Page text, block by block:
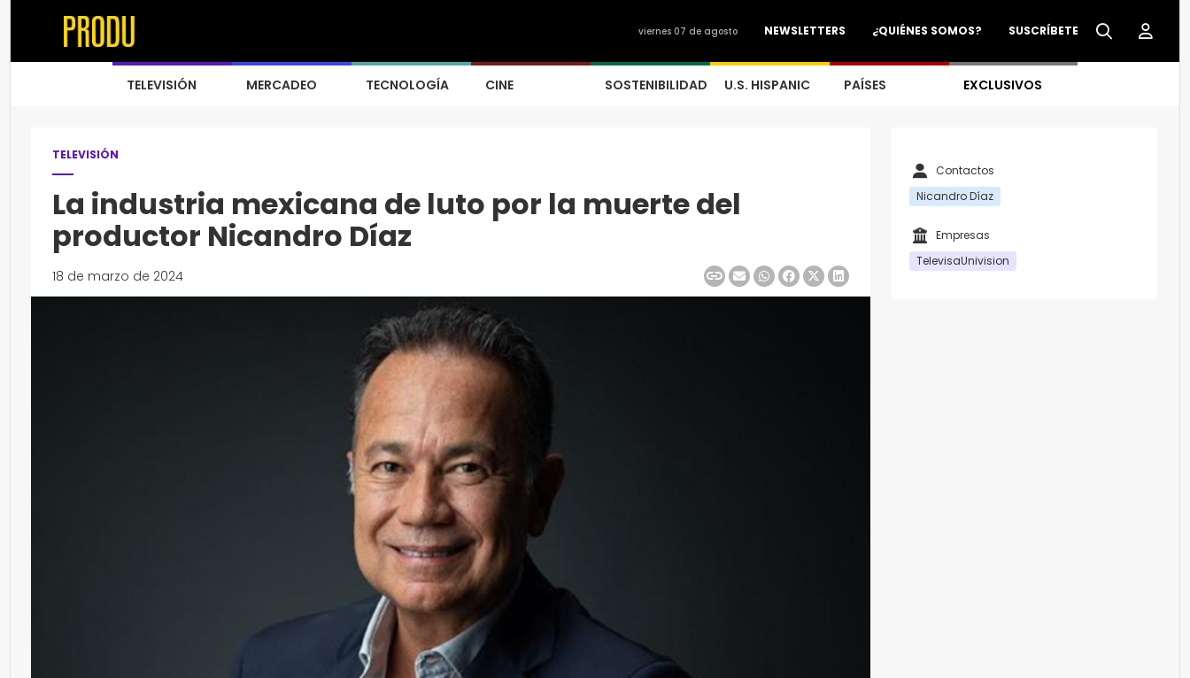
SUSCRÍBETE
¿QUIÉNES SOMOS?
NEWSLETTERS
viernes 07 de agosto
TELEVISIÓN MERCADEO TECNOLOGÍA CINE SOSTENIBILIDAD U.S. HISPANIC PAÍSES EXCLUSIVOS
TELEVISIÓN
La industria mexicana de luto por la muerte del
productor Nicandro Díaz
18 de marzo de 2024
Contactos
Nicandro Díaz
Empresas
TelevisaUnivision